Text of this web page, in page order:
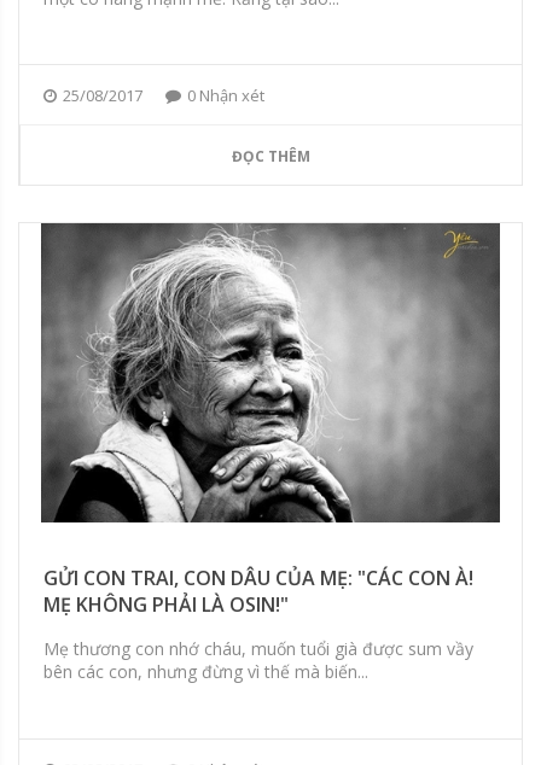
25/08/2017 0 Nhận xét
ĐỌC THÊM
GỬI CON TRAI, CON DÂU CỦA MẸ: "CÁC CON À!
MẸ KHÔNG PHẢI LÀ OSIN!"
Mẹ thương con nhớ cháu, muốn tuổi già được sum vầy
bên các con, nhưng đừng vì thế mà biến...